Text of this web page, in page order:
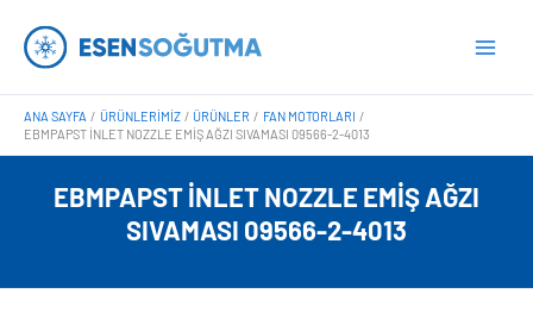
atla
ANA SAYFA ÜRÜNLERIMIZ ÜRÜNLER
FAN MOTORLARI
EBMPAPST İNLET NOZZLE EMIŞ AĞZI SIVAMASI 09566-2-4013
EBMPAPST İNLET NOZZLE EMIŞ AĞZI
SIVAMASI 09566-2-4013